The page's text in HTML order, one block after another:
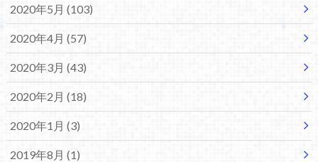
2020年5月 (103)
2020年4月 (57)
2020年3月 (43)
2020年2月 (18)
2020年1月 (3)
2019年8月 (1)